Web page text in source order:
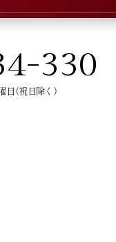
330
（祝日除く）